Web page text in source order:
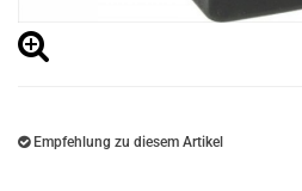
Empfehlung zu diesem Artikel